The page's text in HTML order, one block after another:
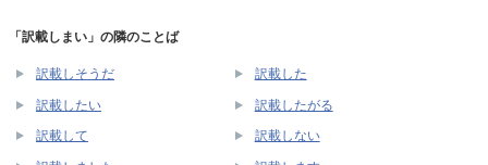
「訳載しまい」の隣のことば
訳載しそうだ 訳載した
訳載したい 訳載したがる
訳載して 訳載しない